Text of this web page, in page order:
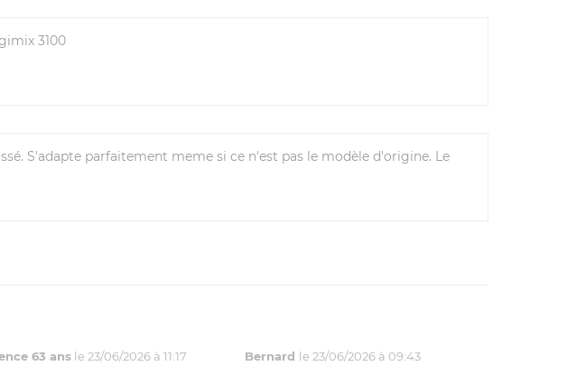
3100
S'adapte parfaitement meme si ce n'est pas le modèle d'origine. Le
63 ans le 23/06/2026 à 11:17 Bernard le 23/06/2026 à 09:43